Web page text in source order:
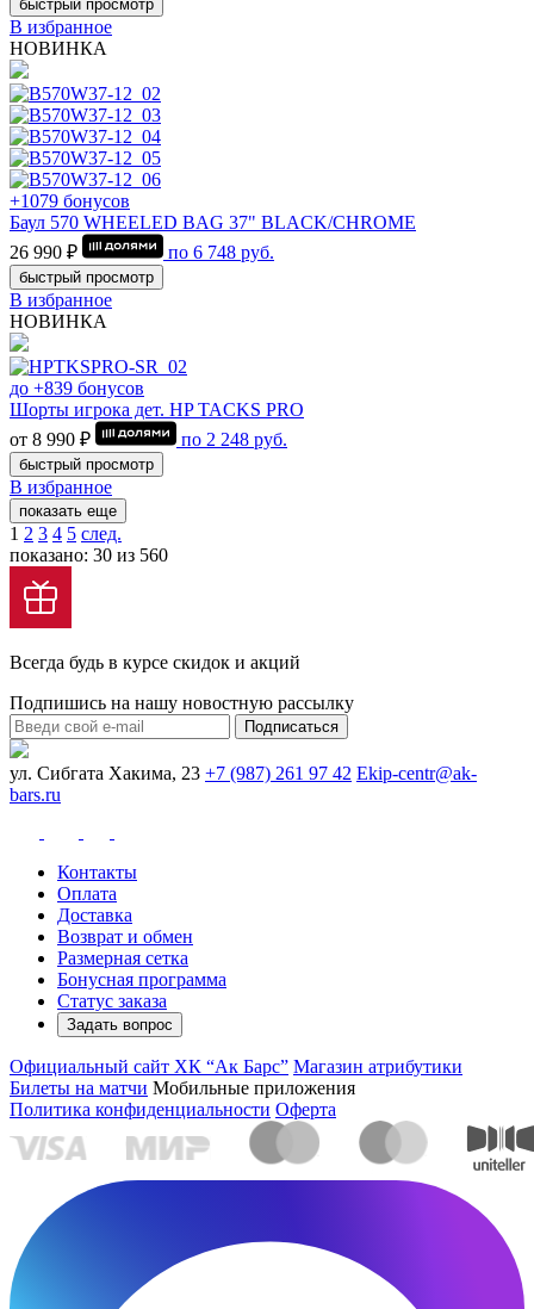
быстрый просмотр
В избранное
НОВИНКА
+1079 бонусов
Баул 570 WHEELED BAG 37" BLACK/CHROME
26 990 ₽
по 6 748 руб.
быстрый просмотр
В избранное
НОВИНКА
до +839 бонусов
Шорты игрока дет. HP TACKS PRO
от 8 990 ₽
по 2 248 руб.
быстрый просмотр
В избранное
показать еще
1 2 3 4 5 след.
показано: 30 из 560
Всегда будь в курсе скидок и акций
Подпишись на нашу новостную рассылку
Подписаться
ул. Сибгата Хакима, 23 +7 (987) 261 97 42 Ekip-centr@ak-
bars.ru
Контакты
Оплата
Доставка
Возврат и обмен
Размерная сетка
Бонусная программа
Статус заказа
Задать вопрос
Официальный сайт ХК “Ак Барс” Магазин атрибутики
Билеты на матчи Мобильные приложения
Политика конфиденциальности Оферта